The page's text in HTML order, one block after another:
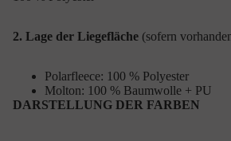
2. Lage der Liegefläche (sofern
Polarfleece: 100 % Polyester
Molton: 100 % Baumwolle + PU
DARSTELLUNG DER FARBEN